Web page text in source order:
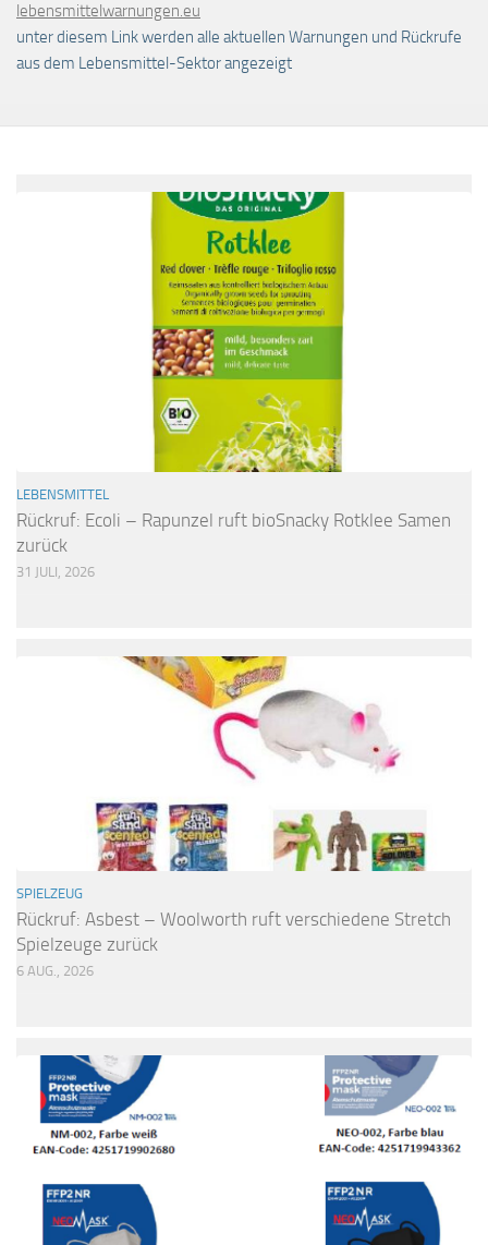
lebensmittelwarnungen.eu
unter diesem Link werden alle aktuellen Warnungen und Rückrufe
aus dem Lebensmittel-Sektor angezeigt
LEBENSMITTEL
Rückruf: Ecoli – Rapunzel ruft bioSnacky Rotklee Samen
zurück
31 JULI, 2026
SPIELZEUG
Rückruf: Asbest – Woolworth ruft verschiedene Stretch
Spielzeuge zurück
6 AUG., 2026